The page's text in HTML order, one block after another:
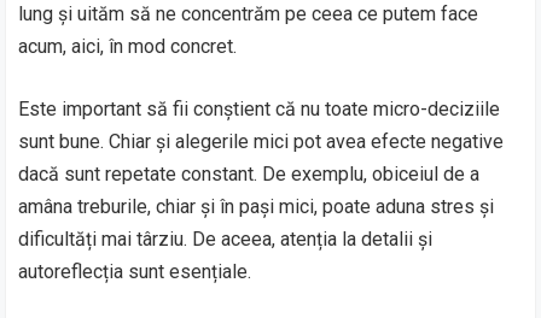
lung și uităm să ne concentrăm pe ceea ce putem face
acum, aici, în mod concret.
Este important să fii conștient că nu toate micro-deciziile
sunt bune. Chiar și alegerile mici pot avea efecte negative
dacă sunt repetate constant. De exemplu, obiceiul de a
amâna treburile, chiar și în pași mici, poate aduna stres și
dificultăți mai târziu. De aceea, atenția la detalii și
autoreflecția sunt esențiale.